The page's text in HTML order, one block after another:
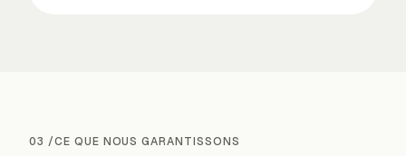
03 /CE QUE NOUS GARANTISSONS